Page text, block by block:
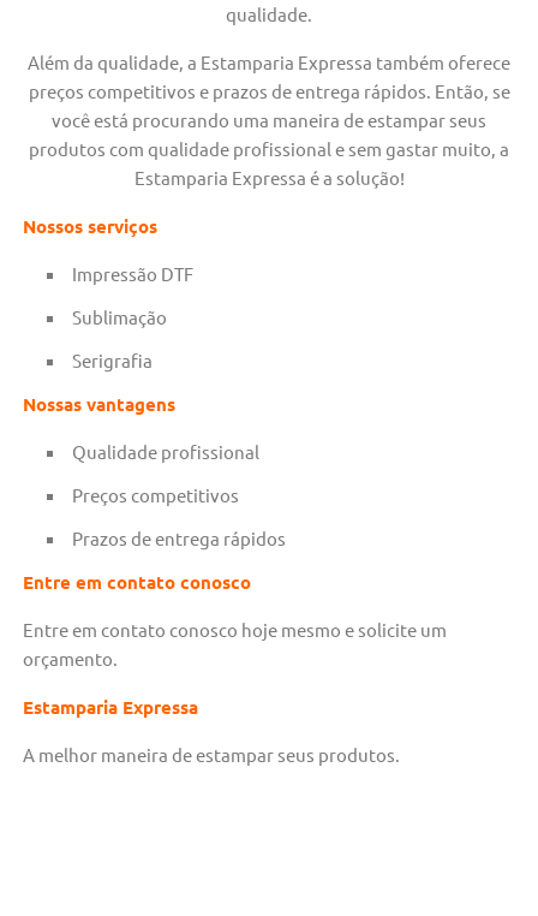
qualidade.
Além da qualidade, a Estamparia Expressa também oferece
preços competitivos e prazos de entrega rápidos. Então, se
você está procurando uma maneira de estampar seus
produtos com qualidade profissional e sem gastar muito, a
Estamparia Expressa é a solução!
Nossos serviços
Impressão DTF
Sublimação
Serigrafia
Nossas vantagens
Qualidade profissional
Preços competitivos
Prazos de entrega rápidos
Entre em contato conosco
Entre em contato conosco hoje mesmo e solicite um
orçamento.
Estamparia Expressa
A melhor maneira de estampar seus produtos.